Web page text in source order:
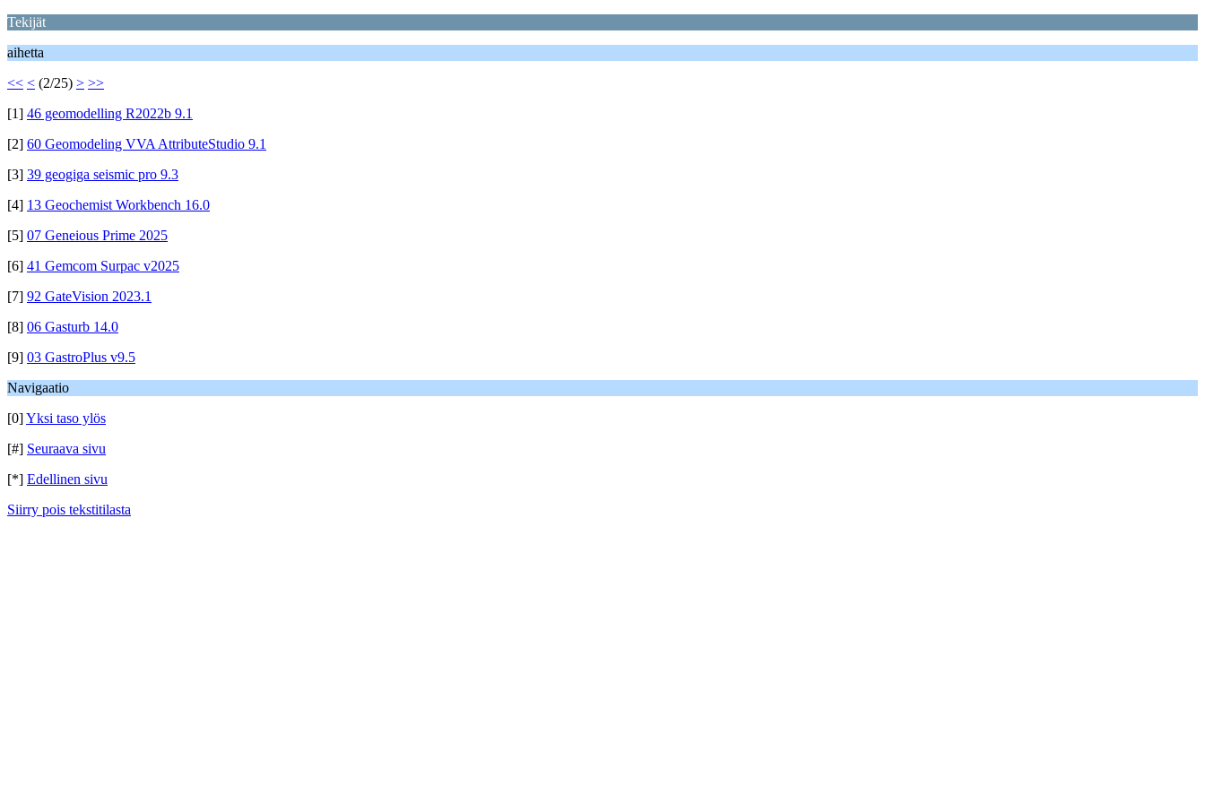
Tekijät
aihetta
<< < (2/25) > >>
[1] 46 geomodelling R2022b 9.1
[2] 60 Geomodeling VVA AttributeStudio 9.1
[3] 39 geogiga seismic pro 9.3
[4] 13 Geochemist Workbench 16.0
[5] 07 Geneious Prime 2025
[6] 41 Gemcom Surpac v2025
[7] 92 GateVision 2023.1
[8] 06 Gasturb 14.0
[9] 03 GastroPlus v9.5
Navigaatio
[0]Yksi taso ylös
[#] Seuraava sivu
[*] Edellinen sivu
Siirry pois tekstitilasta